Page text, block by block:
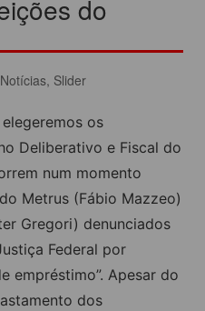
do
Notícias, Slider
os
Deliberativo e Fiscal do
num momento
Metrus (Fábio Mazzeo)
Gregori) denunciados
Federal por
empréstimo”. Apesar do
dos